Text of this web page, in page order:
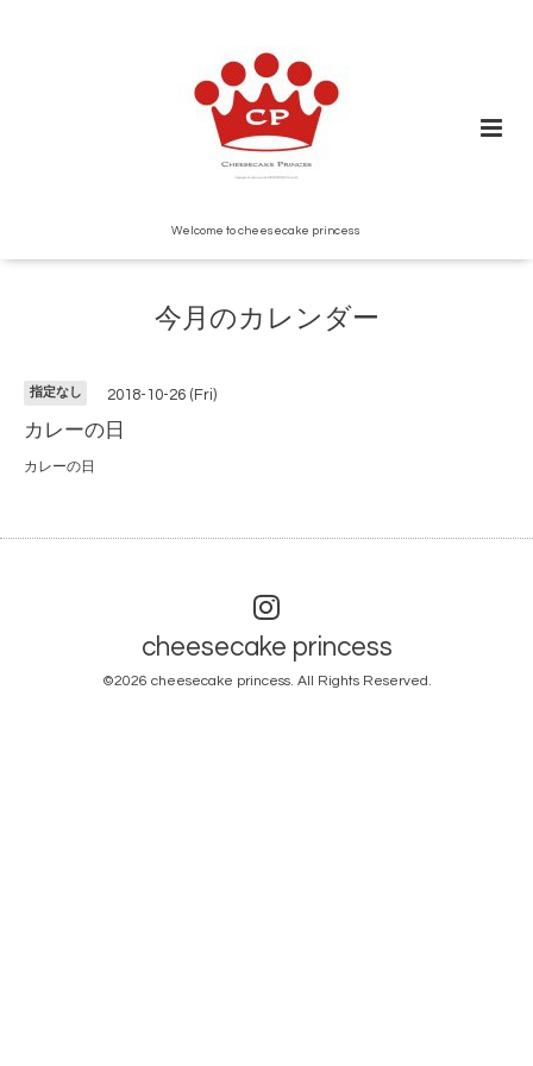
Welcome to cheesecake princess
今月のカレンダー
指定なし 2018-10-26 (Fri)
カレーの日
カレーの日
cheesecake princess
©2026 cheesecake princess. All Rights Reserved.